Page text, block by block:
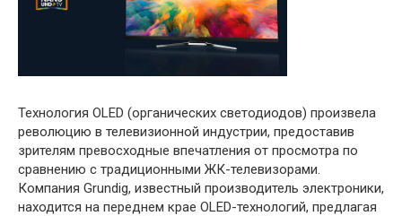
Технология OLED (органических светодиодов) произвела
революцию в телевизионной индустрии, предоставив
зрителям превосходные впечатления от просмотра по
сравнению с традиционными ЖК-телевизорами.
Компания Grundig, известный производитель электроники,
находится на переднем крае OLED-технологий, предлагая